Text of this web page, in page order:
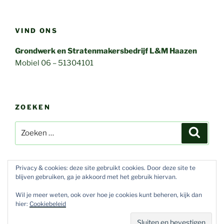
b
o
o
d
o
n
VIND ONS
Grondwerk en Stratenmakersbedrijf L&M Haazen
Mobiel 06 – 51304101
ZOEKEN
naar:
mail
Privacy & cookies: deze site gebruikt cookies. Door deze site te
blijven gebruiken, ga je akkoord met het gebruik hiervan.
Wil je meer weten, ook over hoe je cookies kunt beheren, kijk dan
hier: Cookiebeleid